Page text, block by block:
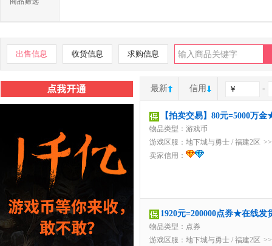
出售信息 收货信息 求购信息
最新 信用 -
【拍卖交易】80元=5000万
物品类型：游戏币
游戏区服： 地下城与勇士 / 福建2区
卖家信用：
1920元=200000点券★在线
物品类型：点券
游戏区服： 地下城与勇士 / 福建2区